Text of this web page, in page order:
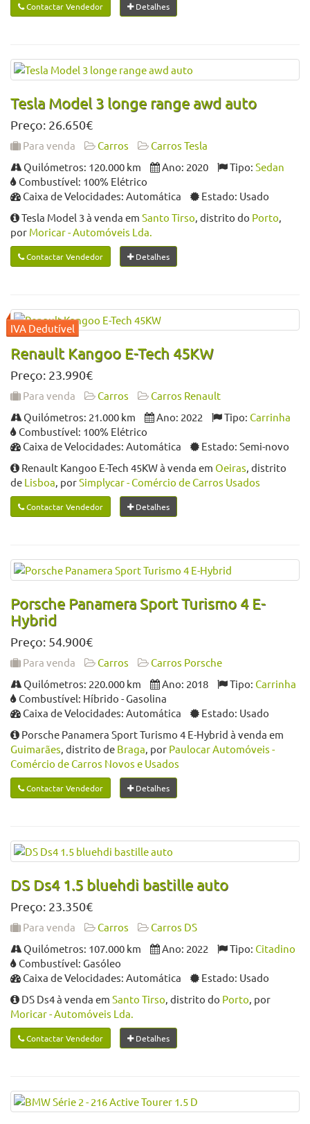
Contactar Vendedor Detalhes
Tesla Model 3 longe range awd auto
Preço: 26.650€
Para venda Carros
Carros Tesla
Quilómetros: 120.000 km
Ano: 2020 Tipo: Sedan
Combustível: 100% Elétrico
Caixa de Velocidades: Automática
Estado: Usado
Tesla Model 3 à venda em Santo Tirso, distrito do Porto,
por Moricar - Automóveis Lda.
Contactar Vendedor Detalhes
Renault Kangoo E-Tech 45KW
Preço: 23.990€
Para venda Carros
Carros Renault
Quilómetros: 21.000 km
Ano: 2022 Tipo: Carrinha
Combustível: 100% Elétrico
Caixa de Velocidades: Automática
Estado: Semi-novo
Renault Kangoo E-Tech 45KW à venda em Oeiras, distrito
de Lisboa, porSimplycar - Comércio de Carros Usados
Contactar Vendedor Detalhes
Porsche Panamera Sport Turismo 4 E-
Hybrid
Preço: 54.900€
Para venda Carros
Carros Porsche
Quilómetros: 220.000 km
Ano: 2018 Tipo: Carrinha
Combustível: Híbrido - Gasolina
Caixa de Velocidades: Automática
Estado: Usado
Porsche Panamera Sport Turismo 4 E-Hybrid à venda em
Guimarães, distrito de Braga, por Paulocar Automóveis -
Comércio de Carros Novos e Usados
Contactar Vendedor Detalhes
DS Ds4 1.5 bluehdi bastille auto
Preço: 23.350€
Para venda Carros
Carros DS
Quilómetros: 107.000 km
Ano: 2022 Tipo: Citadino
Combustível: Gasóleo
Caixa de Velocidades: Automática
Estado: Usado
DS Ds4 à venda em Santo Tirso, distrito do Porto, por
Moricar - Automóveis Lda.
Contactar Vendedor Detalhes